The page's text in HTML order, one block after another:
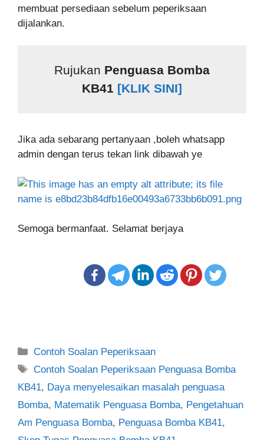
membuat persediaan sebelum peperiksaan
dijalankan.
Rujukan Penguasa Bomba
KB41 [KLIK SINI]
Jika ada sebarang pertanyaan ,boleh whatsapp
admin dengan terus tekan link dibawah ye
Semoga bermanfaat. Selamat berjaya
Categories
Contoh Soalan Peperiksaan
Tags
Contoh Soalan Peperiksaan Penguasa Bomba
KB41, Daya menyelesaikan masalah penguasa
Bomba, Matematik Penguasa Bomba, Pengetahuan
Am Penguasa Bomba, Penguasa Bomba KB41,